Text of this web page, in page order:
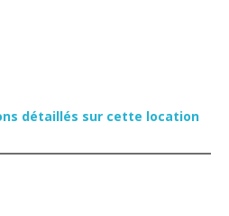
détaillés sur cette location